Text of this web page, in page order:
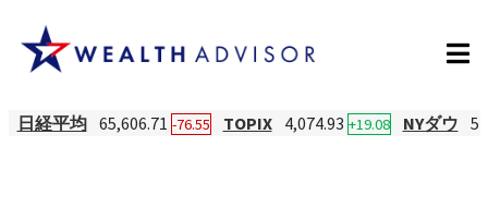
日経平均 65,606.71 -76.55 TOPIX 4,074.93 +19.08 NYダウ